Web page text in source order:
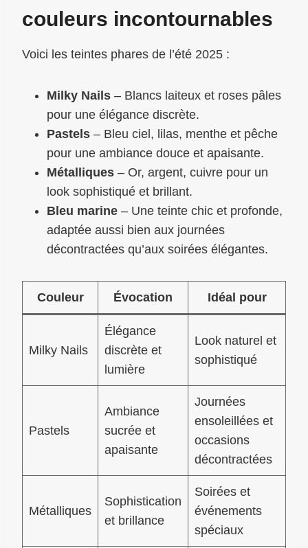
couleurs incontournables
Voici les teintes phares de l’été 2025 :
Milky Nails – Blancs laiteux et roses pâles
pour une élégance discrète.
Pastels – Bleu ciel, lilas, menthe et pêche
pour une ambiance douce et apaisante.
Métalliques – Or, argent, cuivre pour un
look sophistiqué et brillant.
Bleu marine – Une teinte chic et profonde,
adaptée aussi bien aux journées
décontractées qu’aux soirées élégantes.
Couleur Évocation Idéal pour
Milky Nails
Élégance
discrète et
lumière
Look naturel et
sophistiqué
Pastels
Ambiance
sucrée et
apaisante
Journées
ensoleillées et
occasions
décontractées
Métalliques
Sophistication
et brillance
Soirées et
événements
spéciaux